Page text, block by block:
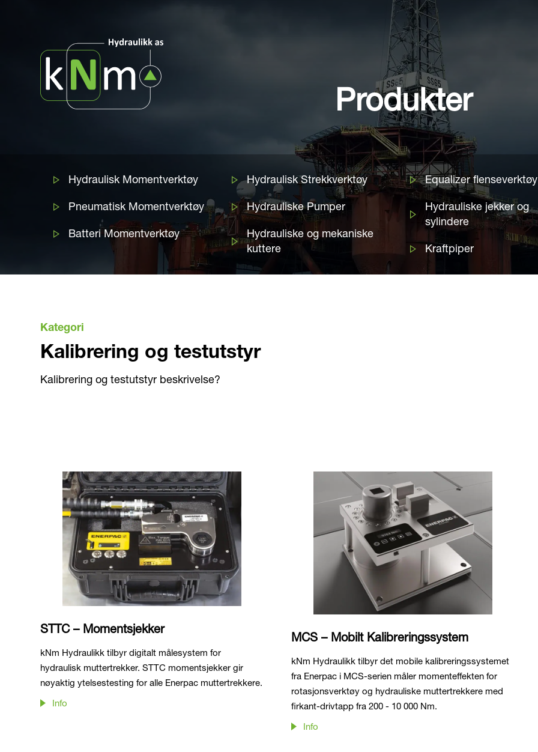
Produkter
Hydraulisk Momentverktøy
Pneumatisk Momentverktøy
Batteri Momentverktøy
Hydraulisk Strekkverktøy
Hydrauliske Pumper
Hydrauliske og mekaniske
kuttere
Equalizer flenseverktøy
Hydrauliske jekker og
sylindere
Kraftpiper
Kategori
Kalibrering og testutstyr
Kalibrering og testutstyr beskrivelse?
STTC – Momentsjekker
kNm Hydraulikk tilbyr digitalt målesystem for
hydraulisk muttertrekker. STTC momentsjekker gir
nøyaktig ytelsestesting for alle Enerpac muttertrekkere.
Info
MCS – Mobilt Kalibreringssystem
kNm Hydraulikk tilbyr det mobile kalibreringssystemet
fra Enerpac i MCS-serien måler momenteffekten for
rotasjonsverktøy og hydrauliske muttertrekkere med
firkant-drivtapp fra 200 - 10 000 Nm.
Info